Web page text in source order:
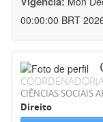
00:00:00 BRT
CIÊNCIAS SOCIAIS
Direito